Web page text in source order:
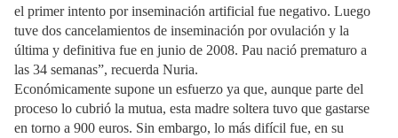
el primer intento por inseminación artificial fue negativo. Luego
tuve dos cancelamientos de inseminación por ovulación y la
última y definitiva fue en junio de 2008. Pau nació prematuro a
las 34 semanas”, recuerda Nuria.
Económicamente supone un esfuerzo ya que, aunque parte del
proceso lo cubrió la mutua, esta madre soltera tuvo que gastarse
en torno a 900 euros. Sin embargo, lo más difícil fue, en su